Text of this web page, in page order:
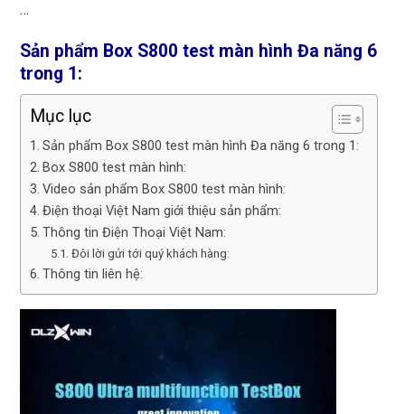
…
Sản phẩm Box S800 test màn hình Đa năng 6
trong 1:
Mục lục
Sản phẩm Box S800 test màn hình Đa năng 6 trong 1:
Box S800 test màn hình:
Video sản phẩm Box S800 test màn hình:
Điện thoại Việt Nam giới thiệu sản phẩm:
Thông tin Điện Thoại Việt Nam:
Đôi lời gửi tới quý khách hàng:
Thông tin liên hệ: